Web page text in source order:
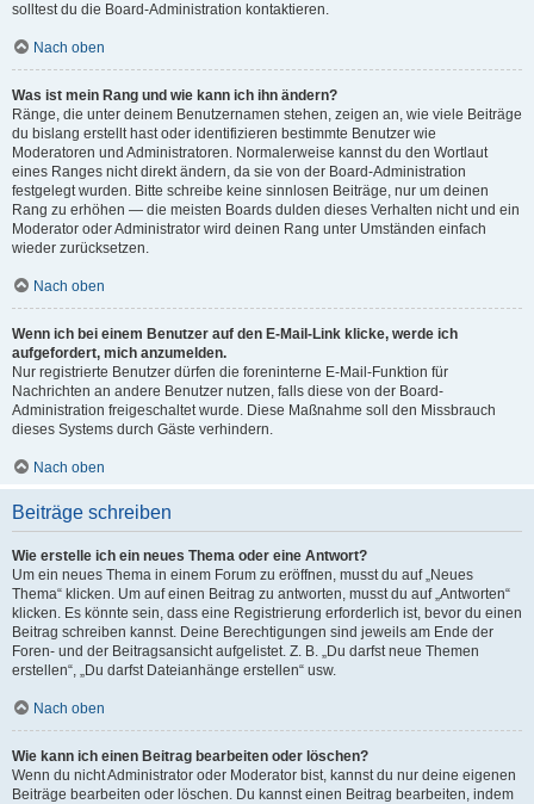
solltest du die Board-Administration kontaktieren.
Nach oben
Was ist mein Rang und wie kann ich ihn ändern?
Ränge, die unter deinem Benutzernamen stehen, zeigen an, wie viele Beiträge
du bislang erstellt hast oder identifizieren bestimmte Benutzer wie
Moderatoren und Administratoren. Normalerweise kannst du den Wortlaut
eines Ranges nicht direkt ändern, da sie von der Board-Administration
festgelegt wurden. Bitte schreibe keine sinnlosen Beiträge, nur um deinen
Rang zu erhöhen — die meisten Boards dulden dieses Verhalten nicht und ein
Moderator oder Administrator wird deinen Rang unter Umständen einfach
wieder zurücksetzen.
Nach oben
Wenn ich bei einem Benutzer auf den E-Mail-Link klicke, werde ich
aufgefordert, mich anzumelden.
Nur registrierte Benutzer dürfen die foreninterne E-Mail-Funktion für
Nachrichten an andere Benutzer nutzen, falls diese von der Board-
Administration freigeschaltet wurde. Diese Maßnahme soll den Missbrauch
dieses Systems durch Gäste verhindern.
Nach oben
Beiträge schreiben
Wie erstelle ich ein neues Thema oder eine Antwort?
Um ein neues Thema in einem Forum zu eröffnen, musst du auf „Neues
Thema“ klicken. Um auf einen Beitrag zu antworten, musst du auf „Antworten“
klicken. Es könnte sein, dass eine Registrierung erforderlich ist, bevor du einen
Beitrag schreiben kannst. Deine Berechtigungen sind jeweils am Ende der
Foren- und der Beitragsansicht aufgelistet. Z. B. „Du darfst neue Themen
erstellen“, „Du darfst Dateianhänge erstellen“ usw.
Nach oben
Wie kann ich einen Beitrag bearbeiten oder löschen?
Wenn du nicht Administrator oder Moderator bist, kannst du nur deine eigenen
Beiträge bearbeiten oder löschen. Du kannst einen Beitrag bearbeiten, indem